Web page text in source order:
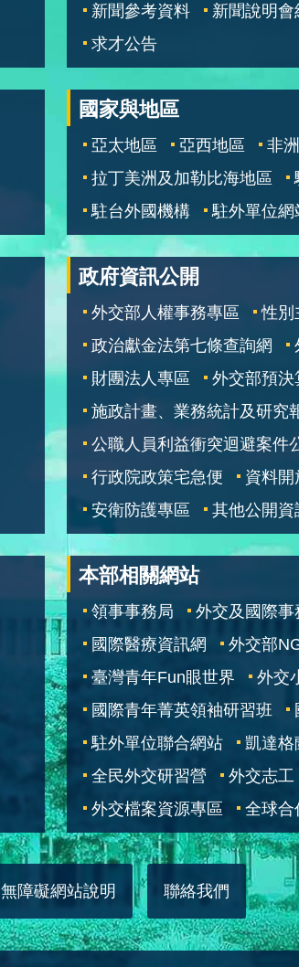
新聞參考資料
新聞說明會
求才公告
國家與地區
亞太地區 亞西地區 非
拉丁美洲及加勒比海地區
駐台外國機構
駐外單位網
政府資訊公開
外交部人權事務專區 性別
政治獻金法第七條查詢網
財團法人專區
外交部預決
施政計畫、業務統計及研究
公職人員利益衝突迴避案件
行政院政策宅急便
資料開
安衛防護專區
其他公開資
本部相關網站
領事事務局 外交及國際事
國際醫療資訊網
外交部
臺灣青年Fun眼世界
外交
國際青年菁英領袖研習班
駐外單位聯合網站
凱達格
全民外交研習營
外交志工
外交檔案資源專區
全球合
無障礙網站說明 聯絡我們